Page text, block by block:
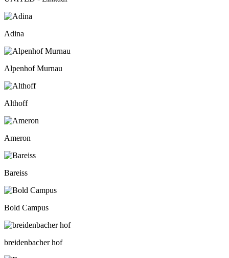
Adina
Alpenhof Murnau
Althoff
Ameron
Bareiss
Bold Campus
breidenbacher hof